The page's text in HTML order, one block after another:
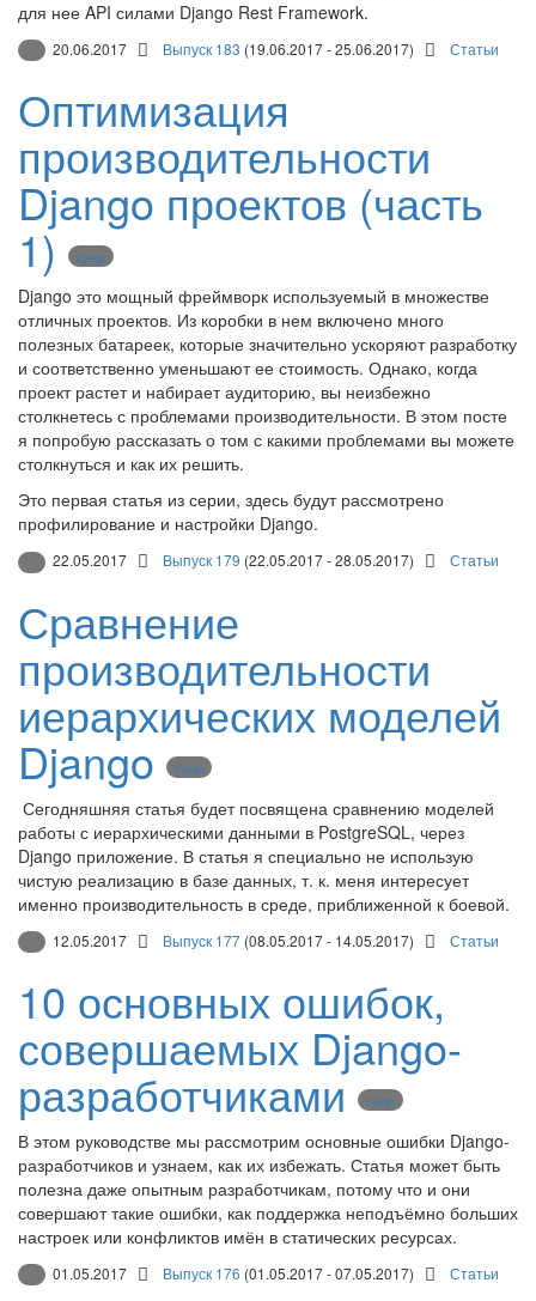
для нее API силами Django Rest Framework.
20.06.2017 Выпуск 183 (19.06.2017 - 25.06.2017) Статьи
Оптимизация
производительности
Django проектов (часть
1) Django
Django это мощный фреймворк используемый в множестве
отличных проектов. Из коробки в нем включено много
полезных батареек, которые значительно ускоряют разработку
и соответственно уменьшают ее стоимость. Однако, когда
проект растет и набирает аудиторию, вы неизбежно
столкнетесь с проблемами производительности. В этом посте
я попробую рассказать о том с какими проблемами вы можете
столкнуться и как их решить.
Это первая статья из серии, здесь будут рассмотрено
профилирование и настройки Django.
22.05.2017 Выпуск 179 (22.05.2017 - 28.05.2017) Статьи
Сравнение
производительности
иерархических моделей
Django Django
Сегодняшняя статья будет посвящена сравнению моделей
работы с иерархическими данными в PostgreSQL, через
Django приложение. В статья я специально не использую
чистую реализацию в базе данных, т. к. меня интересует
именно производительность в среде, приближенной к боевой.
12.05.2017 Выпуск 177 (08.05.2017 - 14.05.2017) Статьи
10 основных ошибок,
совершаемых Django-
разработчиками Django
В этом руководстве мы рассмотрим основные ошибки Django-
разработчиков и узнаем, как их избежать. Статья может быть
полезна даже опытным разработчикам, потому что и они
совершают такие ошибки, как поддержка неподъёмно больших
настроек или конфликтов имён в статических ресурсах.
01.05.2017 Выпуск 176 (01.05.2017 - 07.05.2017) Статьи